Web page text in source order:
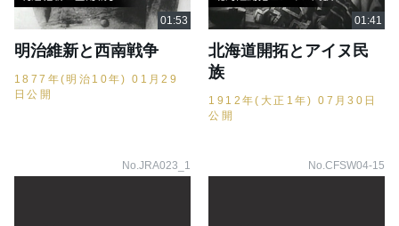
明治維新と西南戦争
1877年(明治10年) 01月29
日公開
北海道開拓とアイヌ民
族
1912年(大正1年) 07月30日
公開
No.JRA023_1 No.CFSW04-15